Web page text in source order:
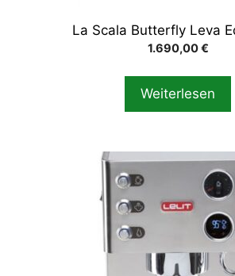
La Scala Butterfly Leva
1.690,00€
Weiterlesen